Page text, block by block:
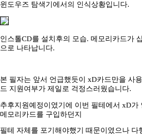
윈도우즈 탐색기에서의 인식상황입니다.
인스톨CD를 설치후의 모습. 메모리카드가
으로 나타납니다.
본 필자는 앞서 언급했듯이 xD카드만을 사
드 지원여부가 제일로 걱정스러웠습니다.
추후지원예정이였기에 이번 필테에서 xD가
메모리카드를 구입하던지
필테 자체를 포기해야했기 때문이였으나 다